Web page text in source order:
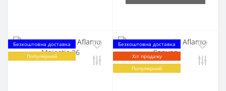
Безкоштовна доставка
Популярний
Безкоштовна доставка
Хіт продажу
Популярний